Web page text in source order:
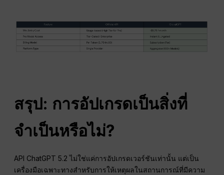
สรุป: การอัปเกรดเป็นสิ่งที่
จำเป็นหรือไม่?
API ChatGPT 5.2 ไม่ใช่แค่การอัปเกรดเวอร์ชันเท่านั้น แต่เป็น
เครื่องมือเฉพาะทางสำหรับการให้เหตุผลในสถานการณ์ที่มีความ